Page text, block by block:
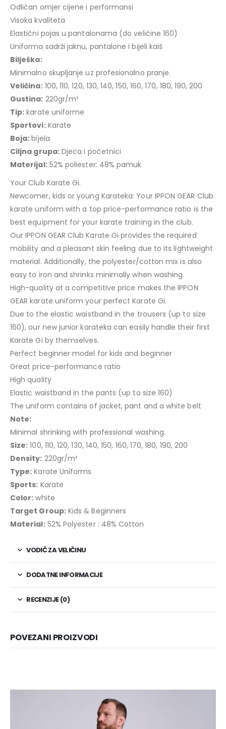
Odličan omjer cijene i performansi
Visoka kvaliteta
Elastični pojas u pantalonama (do veličine 160)
Uniforma sadrži jaknu, pantalone i bijeli kaiš
Bilješka:
Minimalno skupljanje uz profesionalno pranje.
Veličina:100, 110, 120, 130, 140, 150, 160, 170, 180, 190, 200
Gustina: 220gr/m²
Tip: karate uniforme
Sportovi:Karate
Boja: bijela
Ciljna grupa:Djeca i početnici
Materijal:52% poliester: 48% pamuk
Your Club Karate Gi.
Newcomer, kids or young Karateka: Your IPPON GEAR Club
karate uniform with a top price-performance ratio is the
best equipment for your karate training in the club.
Our IPPON GEAR Club Karate Gi provides the required
mobility and a pleasant skin feeling due to its lightweight
material. Additionally, the polyester/cotton mix is also
easy to iron and shrinks minimally when washing.
High-quality at a competitive price makes the IPPON
GEAR karate uniform your perfect Karate Gi.
Due to the elastic waistband in the trousers (up to size
160), our new junior karateka can easily handle their first
Karate Gi by themselves.
Perfect beginner model for kids and beginner
Great price-performance ratio
High quality
Elastic waistband in the pants (up to size 160)
The uniform contains of jacket, pant and a white belt
Note:
Minimal shrinking with professional washing.
Size: 100, 110, 120, 130, 140, 150, 160, 170, 180, 190, 200
Density: 220gr/m²
Type: Karate Uniforms
Sports: Karate
Color: white
Target Group:Kids & Beginners
Material:52% Polyester : 48% Cotton
VODIČ ZA VELIČINU
DODATNE INFORMACIJE
RECENZIJE (0)
POVEZANI PROIZVODI